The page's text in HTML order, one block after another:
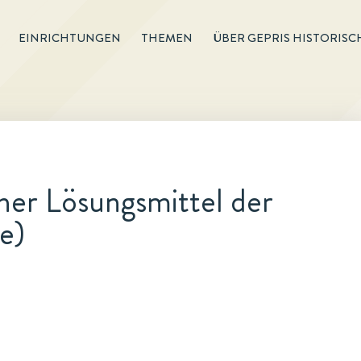
EINRICHTUNGEN THEMEN ÜBER GEPRIS
Lösungsmittel der